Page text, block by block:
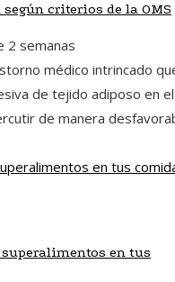
criterios de la OMS
2 semanas
médico intrincado
de tejido adiposo en el
de manera
en tus